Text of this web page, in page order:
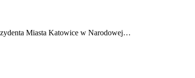
Miasta Katowice w Narodowej…